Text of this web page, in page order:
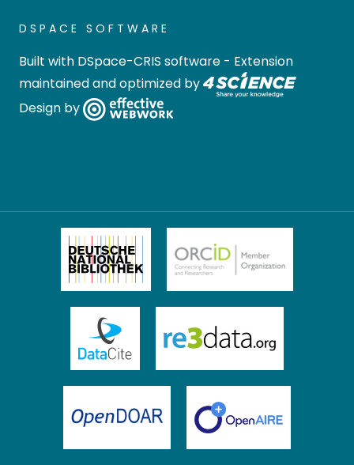
DSPACE SOFTWARE
Built with DSpace-CRIS software - Extension
maintained and optimized by
Design by